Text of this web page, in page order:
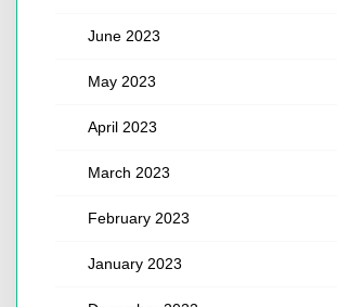
June 2023
May 2023
April 2023
March 2023
February 2023
January 2023